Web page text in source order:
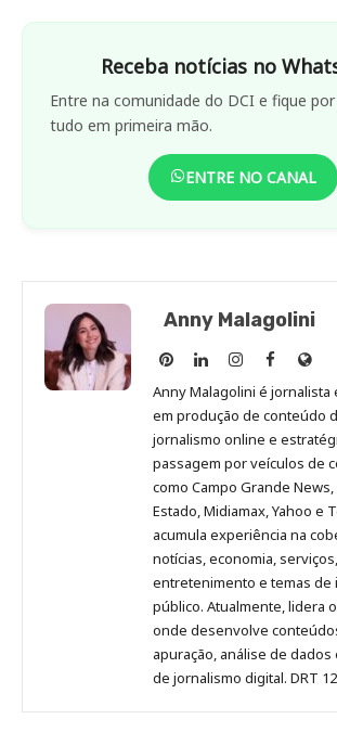
Receba notícias no
Entre na comunidade do DCI e fique
tudo em primeira mão.
ENTRE NO CANAL
Anny Malagolini
Anny
Malagolini
no
Pinterest
Anny
Malagolini
no
LinkedIn
Anny
Malagolini
no
Instagram
Anny
no
Site
de
Anny Malagolini é jornalista
em produção de conteúdo
jornalismo online e
passagem por veículos de
como Campo Grande
Estado, Midiamax, Yahoo e
acumula experiência na
notícias, economia, serviços,
entretenimento e temas de
público. Atualmente, lidera
onde desenvolve
apuração, análise de dados
de jornalismo digital. DRT